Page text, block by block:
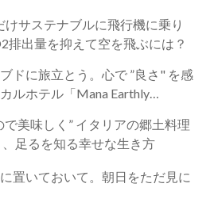
けサステナブルに飛行機に乗り
排出量を抑えて空を飛ぶには？
ドに旅立とう。心で ”良さ" を感
ルホテル「Mana Earthly
で美味しく” イタリアの郷土料理
足るを知る幸せな生き方
置いておいて。朝日をただ見に